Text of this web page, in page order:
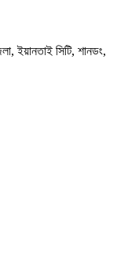
ইয়ানতাই সিটি, শানডং,